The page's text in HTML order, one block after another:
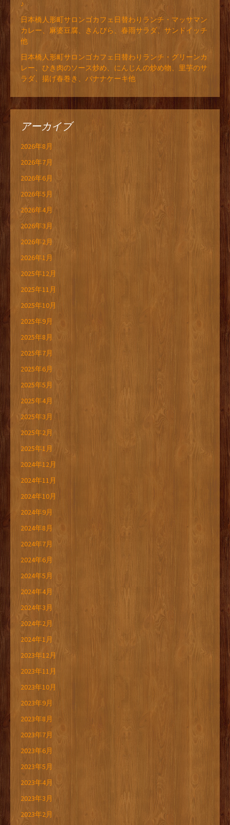
♪
日本橋人形町サロンゴカフェ日替わりランチ・マッサマン
カレー、麻婆豆腐、きんぴら、春雨サラダ、サンドイッチ
他
日本橋人形町サロンゴカフェ日替わりランチ・グリーンカ
レー、ひき肉のソース炒め、にんじんの炒め物、里芋のサ
ラダ、揚げ春巻き、バナナケーキ他
アーカイブ
2026年8月
2026年7月
2026年6月
2026年5月
2026年4月
2026年3月
2026年2月
2026年1月
2025年12月
2025年11月
2025年10月
2025年9月
2025年8月
2025年7月
2025年6月
2025年5月
2025年4月
2025年3月
2025年2月
2025年1月
2024年12月
2024年11月
2024年10月
2024年9月
2024年8月
2024年7月
2024年6月
2024年5月
2024年4月
2024年3月
2024年2月
2024年1月
2023年12月
2023年11月
2023年10月
2023年9月
2023年8月
2023年7月
2023年6月
2023年5月
2023年4月
2023年3月
2023年2月